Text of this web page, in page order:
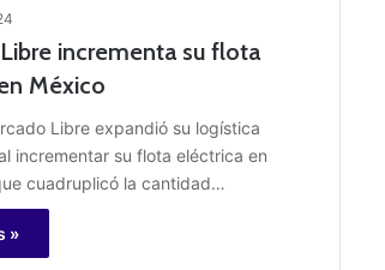
incrementa su flota
México
Libre expandió su logística
incrementar su flota eléctrica en
cuadruplicó la cantidad…
»